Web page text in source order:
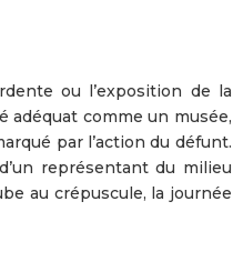
ou l’exposition de la
adéquat comme un musée,
par l’action du défunt.
représentant du milieu
au crépuscule, la journée